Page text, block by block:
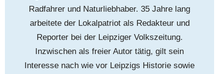
Radfahrer und Naturliebhaber. 35 Jahre lang
arbeitete der Lokalpatriot als Redakteur und
Reporter bei der Leipziger Volkszeitung.
Inzwischen als freier Autor tätig, gilt sein
Interesse nach wie vor Leipzigs Historie sowie